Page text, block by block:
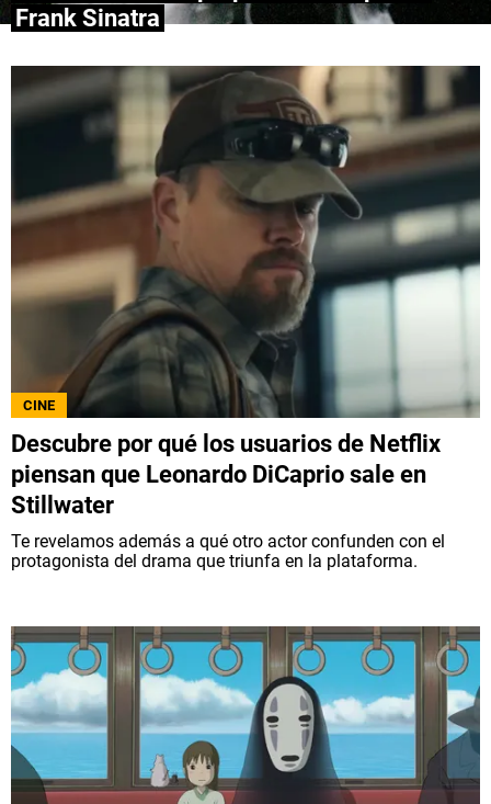
QUIENES SOMOS | STAFF | CONTACTO |
Escribe en Spoiler
Términos y Condiciones
Políticas de Privacidad
Política Editorial
Ad Choices
Bolavip, al igual que Futbol Sites, es una
compañía perteneciente a Better Collective.
Todos los derechos reservados.
Frank Sinatra
CINE
Descubre por qué los usuarios de Netflix
piensan que Leonardo DiCaprio sale en
Stillwater
Te revelamos además a qué otro actor confunden con el
protagonista del drama que triunfa en la plataforma.